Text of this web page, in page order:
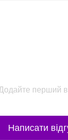
перший
Написати